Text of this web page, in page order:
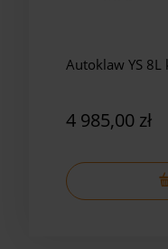
Autoklaw YS 8L
4 985,00 zł